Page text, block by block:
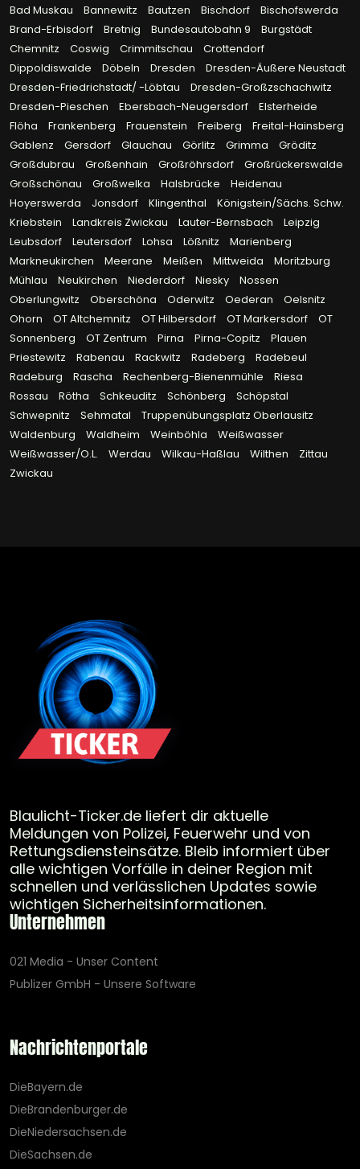
Bad Muskau
Bannewitz Bautzen Bischdorf
Bischofswerda
Brand-Erbisdorf
Bretnig Bundesautobahn 9
Burgstädt
Chemnitz
Coswig Crimmitschau
Crottendorf
Dippoldiswalde
Döbeln Dresden
Dresden-Äußere Neustadt
Dresden-Friedrichstadt/ -Löbtau
Dresden-Großzschachwitz
Dresden-Pieschen
Ebersbach-Neugersdorf
Elsterheide
Flöha
Frankenberg Frauenstein Freiberg
Freital-Hainsberg
Gablenz
Gersdorf Glauchau Görlitz Grimma
Gröditz
Großdubrau
Großenhain Großröhrsdorf
Großrückerswalde
Großschönau
Großwelka Halsbrücke
Heidenau
Hoyerswerda
Jonsdorf Klingenthal
Königstein/Sächs. Schw.
Kriebstein
Landkreis Zwickau Lauter-Bernsbach
Leipzig
Leubsdorf
Leutersdorf Lohsa Lößnitz
Marienberg
Markneukirchen
Meerane Meißen Mittweida
Moritzburg
Mühlau
Neukirchen Niederdorf Niesky
Nossen
Oberlungwitz
Oberschöna Oderwitz Oederan
Oelsnitz
Ohorn
OT Altchemnitz OT Hilbersdorf OT Markersdorf
OT
Sonnenberg
OT Zentrum Pirna Pirna-Copitz
Plauen
Priestewitz
Rabenau Rackwitz Radeberg
Radebeul
Radeburg
Rascha Rechenberg-Bienenmühle
Riesa
Rossau
Rötha Schkeuditz Schönberg
Schöpstal
Schwepnitz
Sehmatal
Truppenübungsplatz Oberlausitz
Waldenburg
Waldheim Weinböhla
Weißwasser
Weißwasser/O.L.
Werdau Wilkau-Haßlau Wilthen
Zittau
Zwickau
Blaulicht-Ticker.de liefert dir aktuelle
Meldungen von Polizei, Feuerwehr und von
Rettungsdiensteinsätze. Bleib informiert über
alle wichtigen Vorfälle in deiner Region mit
schnellen und verlässlichen Updates sowie
wichtigen Sicherheitsinformationen.
Unternehmen
021 Media - Unser Content
Publizer GmbH - Unsere Software
Nachrichtenportale
DieBayern.de
DieBrandenburger.de
DieNiedersachsen.de
DieSachsen.de